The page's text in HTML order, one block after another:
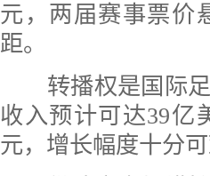
元，两届赛事票价
距。
转播权是国际足
收入预计可达39亿
元，增长幅度十分可